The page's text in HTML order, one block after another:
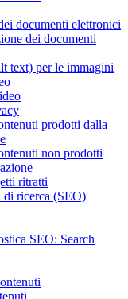
documenti elettronici
dei documenti
text) per le immagini
prodotti dalla
non prodotti
ritratti
ricerca (SEO)
SEO: Search